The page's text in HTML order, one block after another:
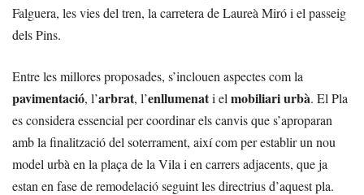
Falguera, les vies del tren, la carretera de Laureà Miró i el passeig
dels Pins.
Entre les millores proposades, s’inclouen aspectes com la
pavimentació, l’arbrat, l’enllumenati el mobiliari urbà. El Pla
es considera essencial per coordinar els canvis que s’aproparan
amb la finalització del soterrament, així com per establir un nou
model urbà en la plaça de la Vila i en carrers adjacents, que ja
estan en fase de remodelació seguint les directrius d’aquest pla.